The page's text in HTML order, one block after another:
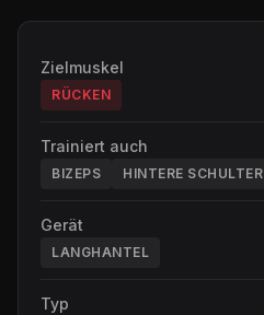
Zielmuskel
RÜCKEN
Trainiert auch
BIZEPS HINTERE SCHULTER
Gerät
LANGHANTEL
Typ